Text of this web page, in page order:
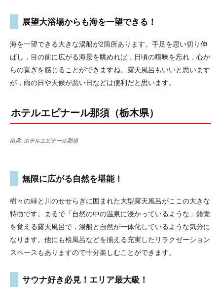
展望大浴場からも海を一望できる！
海を一望できる大きな湯船が2箇所あります。手足を思い切り伸
ばし，目の前に広がる海景を眺めれば，日頃の喧噪を忘れ，心か
らの寛ぎを感じることができますね。露天風呂もいいと思います
が，雨の日や天候が悪い日などは便利だと思います。
ホテルエピナール那須（栃木県）
出典: ホテルエピナール那須
無限に広がる自然を堪能！
樹々の緑と川のせせらぎに囲まれた大型露天風呂がここの大きな
特徴です。まるで「自然の中の温泉に浸かっているような」錯覚
を覚える露天風呂で，湯船と自然が一体化しているような気分に
なります。他にも桧風呂などを揃える充実したリラクゼーション
スペースもありますので十分楽しむことができます。
サウナ好き必見！エリア最大級！